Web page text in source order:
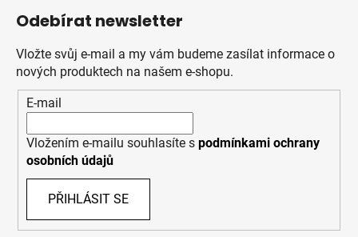
Odebírat newsletter
Vložte svůj e-mail a my vám budeme zasílat informace o
nových produktech na našem e-shopu.
E-mail
Vložením e-mailu souhlasíte s podmínkami ochrany
osobních údajů
PŘIHLÁSIT SE